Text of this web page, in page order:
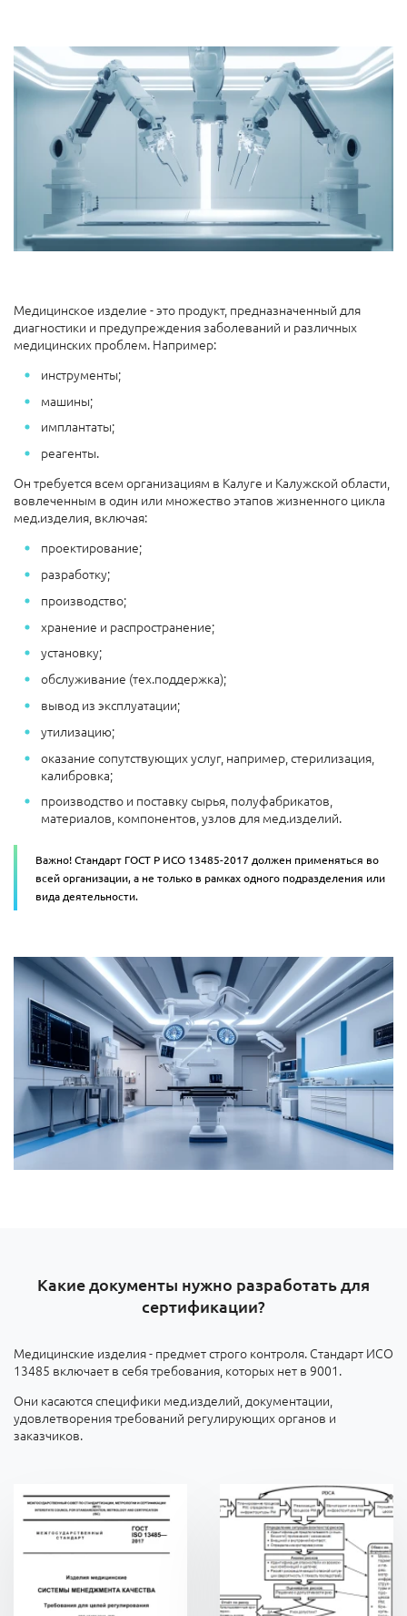
Медицинское изделие - это продукт, предназначенный для
диагностики и предупреждения заболеваний и различных
медицинских проблем. Например:
инструменты;
машины;
имплантаты;
реагенты.
Он требуется всем организациям в Калуге и Калужской области,
вовлеченным в один или множество этапов жизненного цикла
мед.изделия, включая:
проектирование;
разработку;
производство;
хранение и распространение;
установку;
обслуживание (тех.поддержка);
вывод из эксплуатации;
утилизацию;
оказание сопутствующих услуг, например, стерилизация,
калибровка;
производство и поставку сырья, полуфабрикатов,
материалов, компонентов, узлов для мед.изделий.
Важно! Стандарт ГОСТ Р ИСО 13485-2017 должен применяться во
всей организации, а не только в рамках одного подразделения или
вида деятельности.
Какие документы нужно разработать для
сертификации?
Медицинские изделия - предмет строго контроля. Стандарт ИСО
13485 включает в себя требования, которых нет в 9001.
Они касаются специфики мед.изделий, документации,
удовлетворения требований регулирующих органов и
заказчиков.